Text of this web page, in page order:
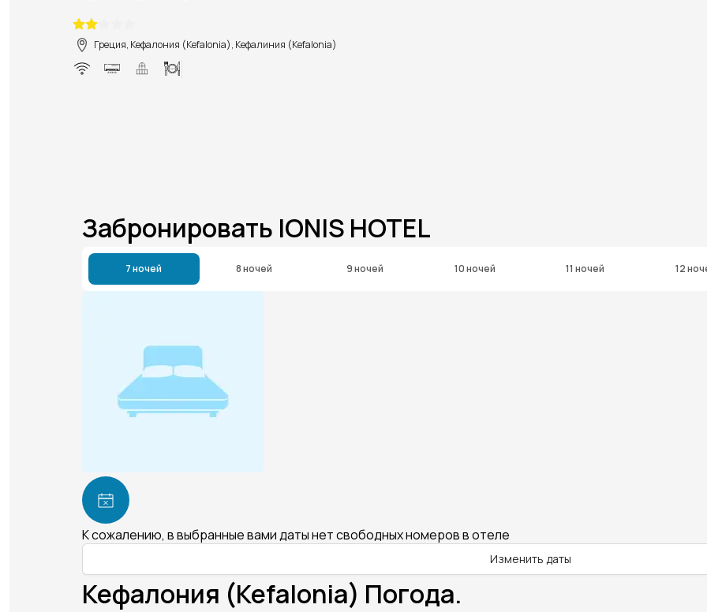
Греция, Кефалония (Kefalonia), Кефалиния (Kefalonia)
Забронировать IONIS HOTEL
7 ночей 8 ночей 9 ночей 10 ночей 11 ночей 12
К сожалению, в выбранные вами даты нет свободных номеров в отеле
Изменить даты
Кефалония (Kefalonia) Погода.